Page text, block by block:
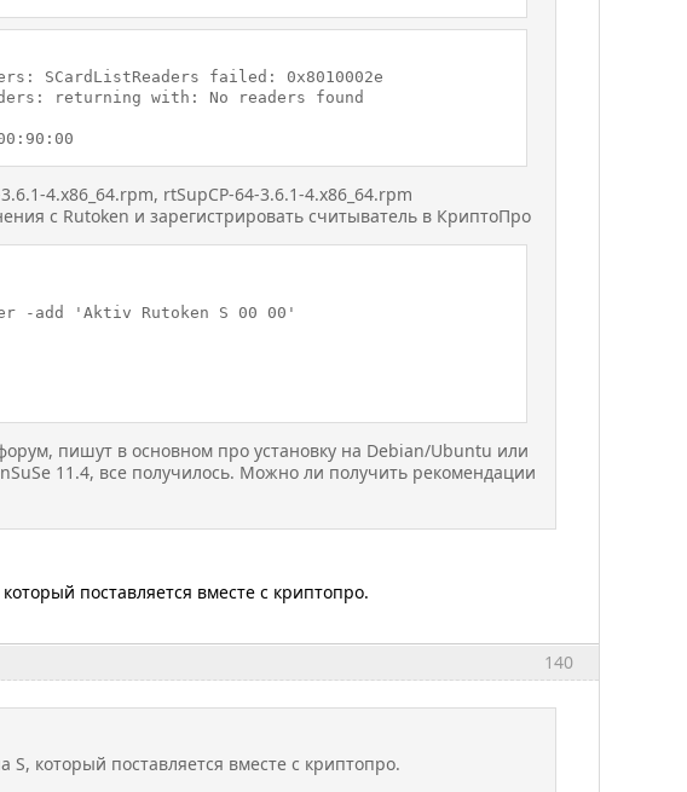
SCardListReaders failed: 0x8010002e
returning with: No readers found
4.x86_64.rpm, rtSupCP-64-3.6.1-4.x86_64.rpm
с Rutoken и зарегистрировать считыватель в КриптоПро
-add 'Aktiv Rutoken S 00 00'
пишут в основном про установку на Debian/Ubuntu или
11.4, все получилось. Можно ли получить рекомендации
поставляется вместе с криптопро.
140
S, который поставляется вместе с криптопро.